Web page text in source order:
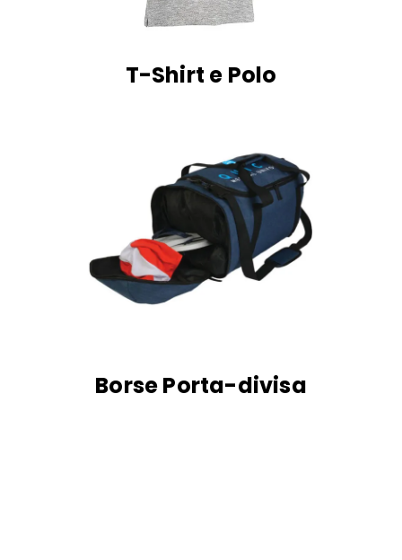
T-Shirt e Polo
Borse Porta-divisa